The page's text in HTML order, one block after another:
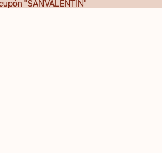
"SANVALENTIN"
"SANVALENTIN"